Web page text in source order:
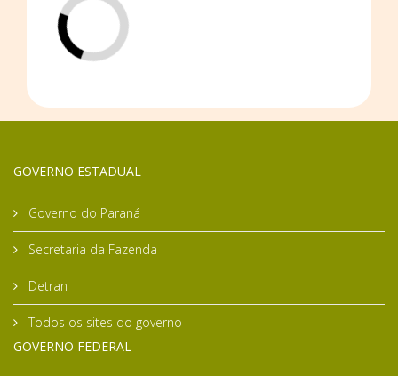
GOVERNO ESTADUAL
Governo do Paraná
Secretaria da Fazenda
Detran
Todos os sites do governo
GOVERNO FEDERAL